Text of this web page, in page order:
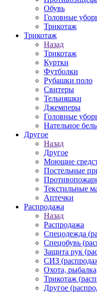
Обувь
Головные
Трикотаж
Трикотаж
Назад
Трикотаж
Куртки
Футболки
Рубашки поло
Свитеры
Тельняшки
Джемперы
Головные
Нательное
Другое
Назад
Другое
Моющие
Постельные
Текстильные
Аптечки
Распродажа
Назад
Распродажа
Спецодежда
Спецобувь
Защита рук
СИЗ
Охота,
Трикотаж
Другое